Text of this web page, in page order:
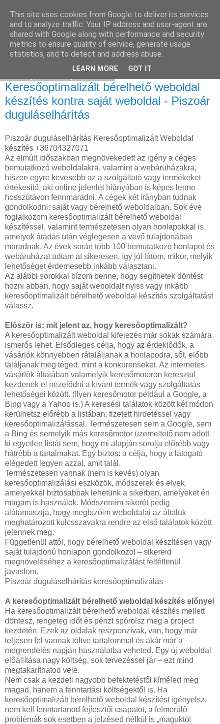
Katalizátor felvásárlás
Keresőoptimalizált bérelhető weboldal
készítés kontra saját weboldal - Piszoár
duguláselhárítás
Piszoár duguláselhárítás Keresőoptimalizált Weboldal
készítés +36704327071
Az elmúlt időszakban megnövekedett az igény a céges
bemutatkozó weboldalakra, valamint a webáruházakra,
hiszen egyre kevesebb az a szolgáltató vagy termékeket
értékesítő, aki online jelenlét hiányában is képes lenne
hosszútávon fennmaradni. A cégek két irányban tudnak
gondolkodni: saját vagy bérelhető weboldalban. Sok éve
foglalkozom keresőoptimalizált bérelhető weboldal
készítéssel, valamint természetesen olyan honlapokkal is,
amelyek átadás után véglegesen a vevő tulajdonában
maradnak. Az évek során több 100 bemutatkozó honlapot és
webáruházat adtam át sikeresen, így jól látom, mikor, melyik
lehetőséget érdemesebb inkább választani.
Az alábbi sorokkal bízom benne, hogy segíthetek döntést
hozni abban, hogy saját weboldalt nyiss vagy inkább
keresőoptimalizált bérelhető weboldal készítés szolgáltatást
válassz.
Először is: mit jelent az, hogy keresőoptimalizált?
A keresőoptimalizált weboldal kifejezés már sokak számára
ismerős lehet. Elsődleges célja, hogy az érdeklődők, a
vásárlók könnyebben rátaláljanak a honlapodra, sőt, előbb
találjanak meg téged, mint a konkurenseket. Az internetes
vásárlók általában valamelyik keresőmotoron keresztül
kezdenek el nézelődni a kívánt termék vagy szolgáltatás
lehetőségei között. (Ilyen keresőmotor például a Google, a
Bing vagy a Yahoo is.) A keresési találatok között két módon
kerülhetsz előrébb a listában: fizetett hirdetéssel vagy
keresőoptimalizálással. Természetesen sem a Google, sem
a Bing és semelyik más keresőmotor üzemeltető nem adott
ki egyetlen listát sem, hogy mi alapján sorolja előrébb vagy
hátrébb a tartalmakat. Egy biztos: a célja, hogy a látogató
elégedett legyen azzal, amit talál.
Természetesen vannak (nem is kevés) olyan
keresőoptimalizálási eszközök, módszerek és elvek,
amelyekkel biztosabbak lehetünk a sikerben, amelyeket én
magam is használok. Módszereim sikerét pedig
alátámasztja, hogy megbízóim weboldalai az általuk
meghatározott kulcsszavakra rendre az első találatok között
jelennek meg.
Függetlenül attól, hogy bérelhető weboldal készítésen vagy
saját tulajdonú honlapon gondolkozol – sikereid
megnöveléséhez a keresőoptimalizálást feltétlenül
javaslom.
Piszoár duguláselhárítás keresőoptimalizálás
A keresőoptimalizált bérelhető weboldal készítés előnyei
Ha keresőoptimalizált bérelhető weboldal készítés mellett
döntesz, rengeteg időt és pénzt spórolsz meg a project
kezdetén. Ezek az oldalak reszponzívak, van, hogy már
teljesen fel vannak töltve tartalommal és akár már a
megrendelés napján használatba veheted. Egy új weboldal
előállítása nagy költség, sok tervezéssel jár – ezt mind
megtakaríthatod vele.
Nem csak a kezdeti nagyobb befektetéstől kíméled meg
magad, hanem a fenntartási költségektől is. Ha
keresőoptimalizált bérelhető weboldal készítést igényelsz,
nem kell fenntartanod fejlesztői csapatot, a felmerülő
problémák sok esetben a jelzésed nélkül is „maguktól
This site uses cookies from Google to deliver its services
and to analyze traffic. Your IP address and user-agent are
shared with Google along with performance and security
metrics to ensure quality of service, generate usage
statistics, and to detect and address abuse.
LEARN MORE GOT IT